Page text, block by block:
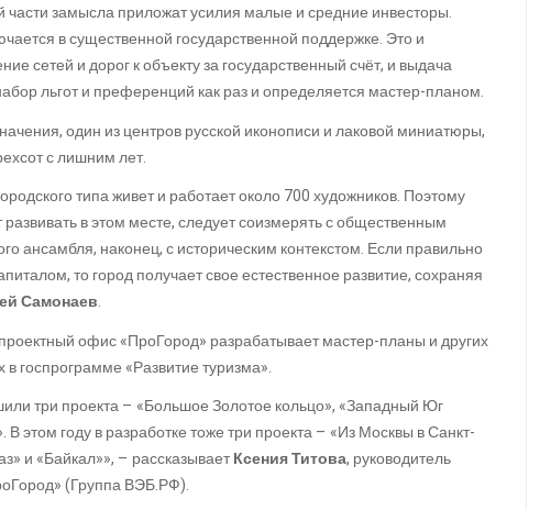
части замысла приложат усилия малые и средние инвесторы.
в существенной государственной поддержке. Это и
сетей и дорог к объекту за государственный счёт, и выдача
льгот и преференций как раз и определяется мастер-планом.
один из центров русской иконописи и лаковой миниатюры,
с лишним лет.
типа живет и работает около 700 художников. Поэтому
в этом месте, следует соизмерять с общественным
ансамбля, наконец, с историческим контекстом. Если правильно
то город получает свое естественное развитие, сохраняя
Самонаев.
офис «ПроГород» разрабатывает мастер-планы и других
госпрограмме «Развитие туризма».
три проекта – «Большое Золотое кольцо», «Западный Юг
В этом году в разработке тоже три проекта – «Из Москвы в Санкт-
и «Байкал»», – рассказываетКсения Титова, руководитель
(Группа ВЭБ.РФ).